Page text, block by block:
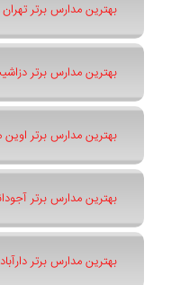
بهترین مدارس برتر تهران
بهترین مدارس برتر
بهترین مدارس برتر اوین
بهترین مدارس برتر
بهترین مدارس برتر